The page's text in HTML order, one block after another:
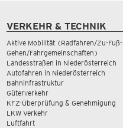
VERKEHR & TECHNIK
Aktive Mobilität (Radfahren/Zu-Fuß-
Gehen/Fahrgemeinschaften)
Landesstraßen in Niederösterreich
Autofahren in Niederösterreich
Bahninfrastruktur
Güterverkehr
KFZ-Überprüfung & Genehmigung
LKW Verkehr
Luftfahrt